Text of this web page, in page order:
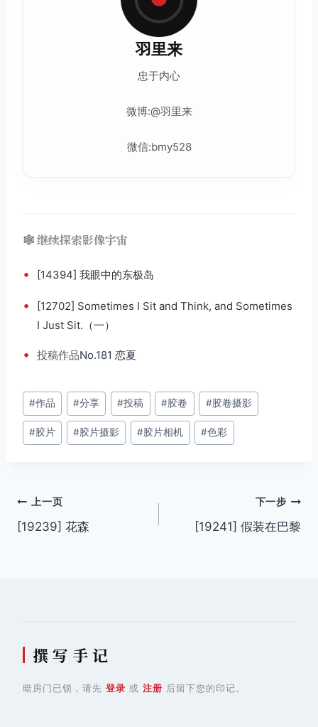
羽里来
忠于内心
微博:@羽里来
微信:bmy528
🕸️ 继续探索影像宇宙
• [14394] 我眼中的东极岛
•
[12702] Sometimes I Sit and Think, and Sometimes
I Just Sit.（一）
• 投稿作品No.181 恋夏
文
章
标
#作品 #分享 #投稿 #胶卷 #胶卷摄影
#胶片 #胶片摄影 #胶片相机 #色彩
文
章
上一页
[19239] 花森
下一步
[19241] 假装在巴黎
撰 写 手 记
暗房门已锁，请先 登录 或 注册 后留下您的印记。